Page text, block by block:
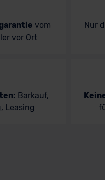
vom
vor Ort
Nur
Barkauf,
Leasing